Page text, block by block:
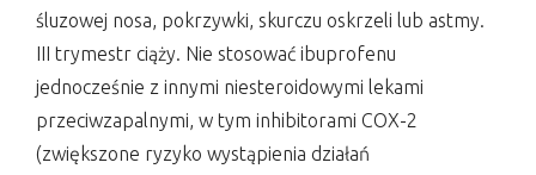
śluzowej nosa, pokrzywki, skurczu oskrzeli lub astmy.
III trymestr ciąży. Nie stosować ibuprofenu
jednocześnie z innymi niesteroidowymi lekami
przeciwzapalnymi, w tym inhibitorami COX-2
(zwiększone ryzyko wystąpienia działań